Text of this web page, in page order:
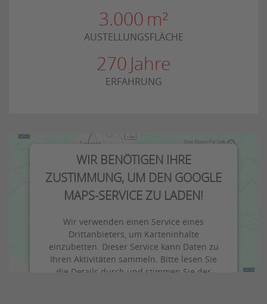
3.000 m²
AUSTELLUNGSFLÄCHE
270 Jahre
ERFAHRUNG
WIR BENÖTIGEN IHRE
ZUSTIMMUNG, UM DEN GOOGLE
MAPS-SERVICE ZU LADEN!
Wir verwenden einen Service eines
Drittanbieters, um Karteninhalte
einzubetten. Dieser Service kann Daten zu
Ihren Aktivitäten sammeln. Bitte lesen Sie
die Details durch und stimmen Sie der